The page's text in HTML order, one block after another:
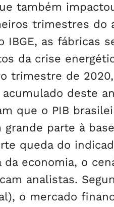
também
trimestres do
IBGE, as fábricas
da crise
trimestre de
deste
que o PIB
parte à
queda do
economia, o
analistas.
o mercado